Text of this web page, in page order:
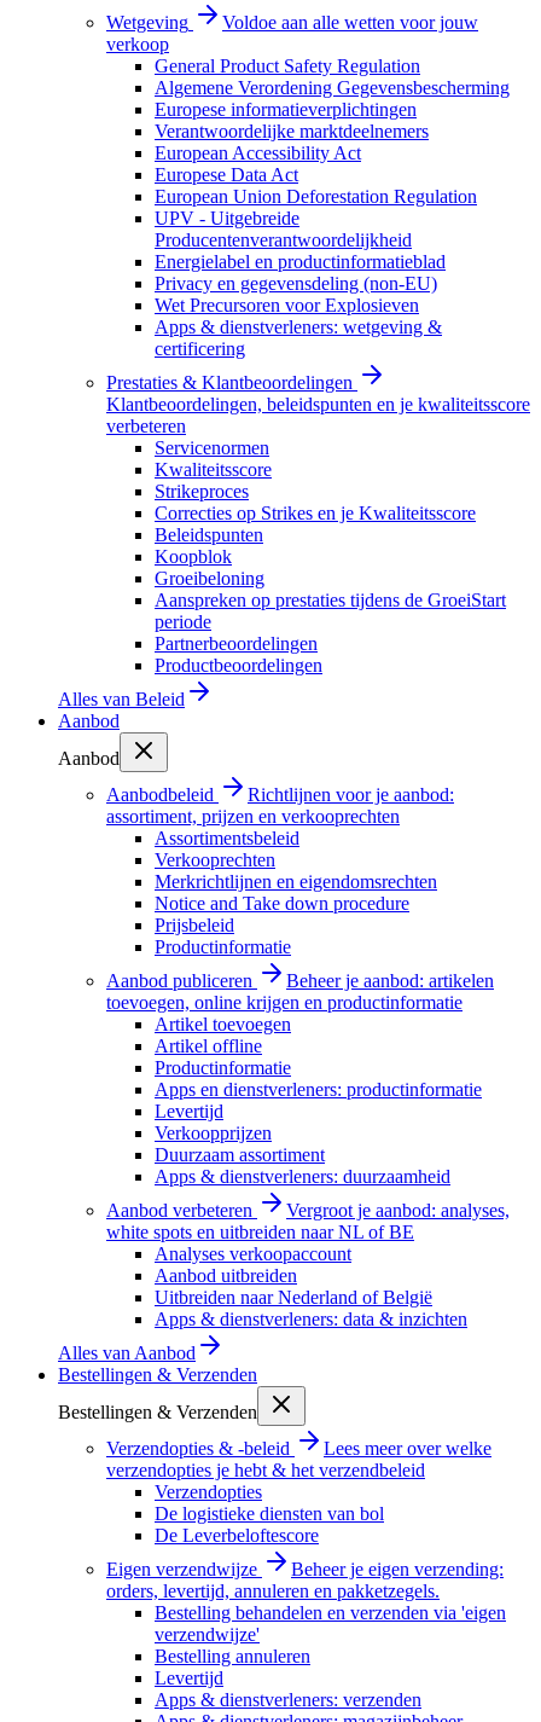
Wetgeving
Voldoe aan alle wetten voor jouw
verkoop
General Product Safety Regulation
Algemene Verordening Gegevensbescherming
Europese informatieverplichtingen
Verantwoordelijke marktdeelnemers
European Accessibility Act
Europese Data Act
European Union Deforestation Regulation
UPV - Uitgebreide
Producentenverantwoordelijkheid
Energielabel en productinformatieblad
Privacy en gegevensdeling (non-EU)
Wet Precursoren voor Explosieven
Apps & dienstverleners: wetgeving &
certificering
Prestaties & Klantbeoordelingen
Klantbeoordelingen, beleidspunten en je kwaliteitsscore
verbeteren
Servicenormen
Kwaliteitsscore
Strikeproces
Correcties op Strikes en je Kwaliteitsscore
Beleidspunten
Koopblok
Groeibeloning
Aanspreken op prestaties tijdens de GroeiStart
periode
Partnerbeoordelingen
Productbeoordelingen
Alles van Beleid
Aanbod
Aanbod
Aanbodbeleid
Richtlijnen voor je aanbod:
assortiment, prijzen en verkooprechten
Assortimentsbeleid
Verkooprechten
Merkrichtlijnen en eigendomsrechten
Notice and Take down procedure
Prijsbeleid
Productinformatie
Aanbod publiceren
Beheer je aanbod: artikelen
toevoegen, online krijgen en productinformatie
Artikel toevoegen
Artikel offline
Productinformatie
Apps en dienstverleners: productinformatie
Levertijd
Verkoopprijzen
Duurzaam assortiment
Apps & dienstverleners: duurzaamheid
Aanbod verbeteren
Vergroot je aanbod: analyses,
white spots en uitbreiden naar NL of BE
Analyses verkoopaccount
Aanbod uitbreiden
Uitbreiden naar Nederland of België
Apps & dienstverleners: data & inzichten
Alles van Aanbod
Bestellingen & Verzenden
Bestellingen & Verzenden
Verzendopties & -beleid
Lees meer over welke
verzendopties je hebt & het verzendbeleid
Verzendopties
De logistieke diensten van bol
De Leverbeloftescore
Eigen verzendwijze
Beheer je eigen verzending:
orders, levertijd, annuleren en pakketzegels.
Bestelling behandelen en verzenden via 'eigen
verzendwijze'
Bestelling annuleren
Levertijd
Apps & dienstverleners: verzenden